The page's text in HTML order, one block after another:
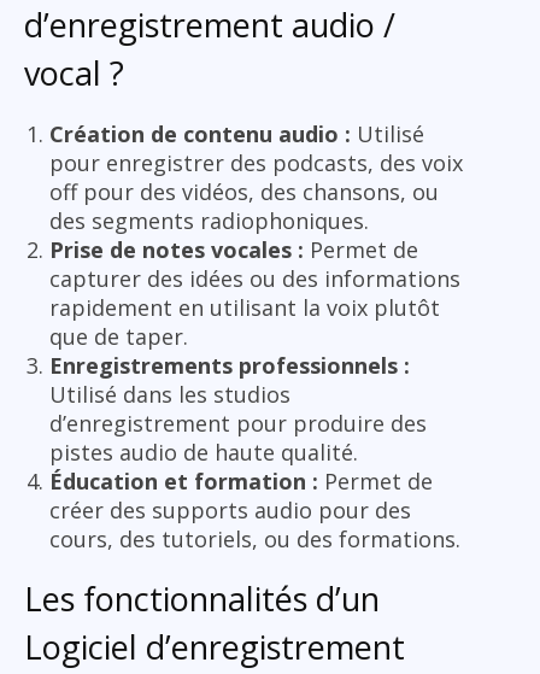
d’enregistrement audio /
vocal ?
Création de contenu audio : Utilisé
pour enregistrer des podcasts, des voix
off pour des vidéos, des chansons, ou
des segments radiophoniques.
Prise de notes vocales : Permet de
capturer des idées ou des informations
rapidement en utilisant la voix plutôt
que de taper.
Enregistrements professionnels :
Utilisé dans les studios
d’enregistrement pour produire des
pistes audio de haute qualité.
Éducation et formation : Permet de
créer des supports audio pour des
cours, des tutoriels, ou des formations.
Les fonctionnalités d’un
Logiciel d’enregistrement